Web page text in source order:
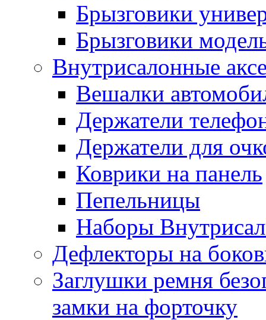
Брызговики
Брызговики
Внутрисалонные
Вешалки
Держатели
Держатели для
Коврики на панель
Пепельницы
Наборы
Дефлекторы на
Заглушки ремня
замки на форточку